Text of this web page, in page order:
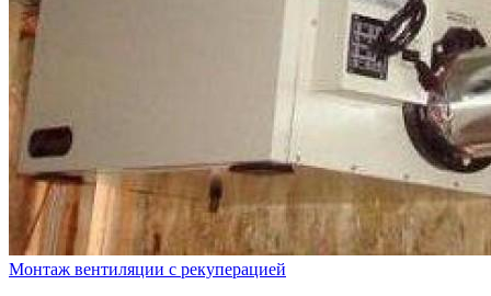
Монтаж вентиляции с рекуперацией